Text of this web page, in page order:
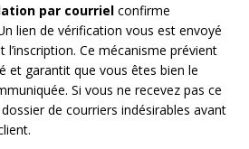
par courriel confirme
lien de vérification vous est envoyé
l’inscription. Ce mécanisme prévient
et garantit que vous êtes bien le
Si vous ne recevez pas ce
de courriers indésirables avant